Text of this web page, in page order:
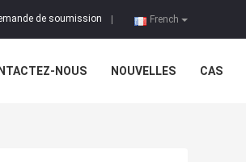
French
de soumission
NOUS NOUVELLES CAS